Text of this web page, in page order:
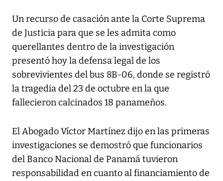
Un recurso de casación ante la Corte Suprema
de Justicia para que se les admita como
querellantes dentro de la investigación
presentó hoy la defensa legal de los
sobrevivientes del bus 8B-06, donde se registró
la tragedia del 23 de octubre en la que
fallecieron calcinados 18 panameños.
El Abogado Víctor Martínez dijo en las primeras
investigaciones se demostró que funcionarios
del Banco Nacional de Panamá tuvieron
responsabilidad en cuanto al financiamiento de